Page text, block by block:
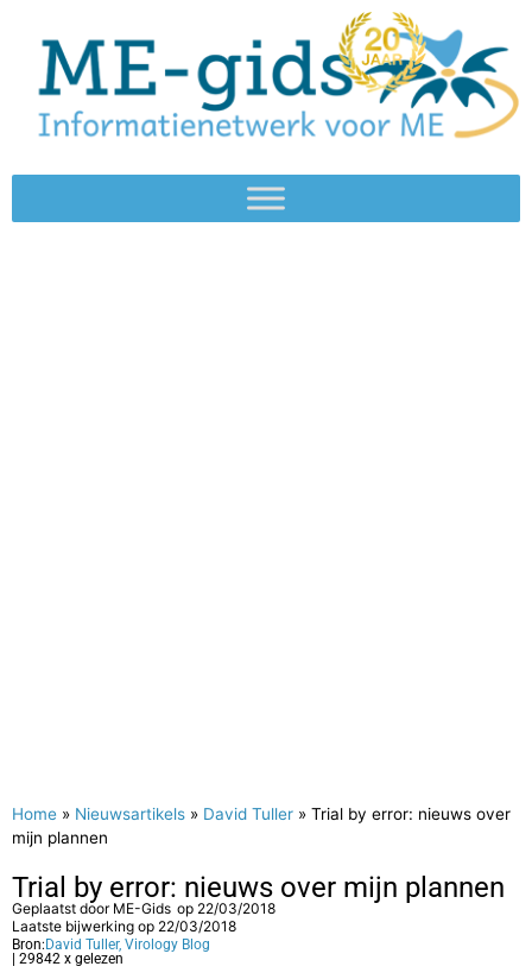
Home » Nieuwsartikels » David Tuller » Trial by error: nieuws over
mijn plannen
Trial by error: nieuws over mijn plannen
Geplaatst door ME-Gids op 22/03/2018
Laatste bijwerking op 22/03/2018
Bron: David Tuller, Virology Blog
| 29842 x gelezen